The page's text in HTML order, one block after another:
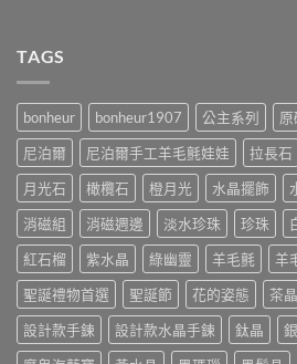
TAGS
bonheur bonheur1907 公主系列 原
尼泊爾
尼泊爾手工羊毛氈娃娃 拉長石
月光石
橄欖石 橙月光 水晶擺飾
消磁組
消磁週邊 淡水珍珠 珍珠
紅石榴
紫水晶 綠幽靈 羊毛氈 羊
聖誕禮物首選
聖誕節 花的姿態 茶晶
設計款手鍊
設計款水晶手鍊 鈦晶